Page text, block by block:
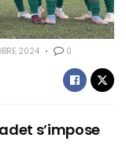
2024 0
s’impose